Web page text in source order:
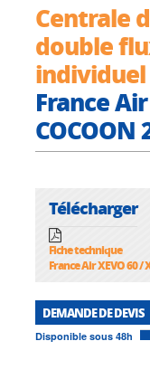
Centrale
double
individuel
France
COCOON
Télécharger
Fiche technique
France Air XEVO 60 /
DEMANDE DE DEVIS
Disponible sous 48h